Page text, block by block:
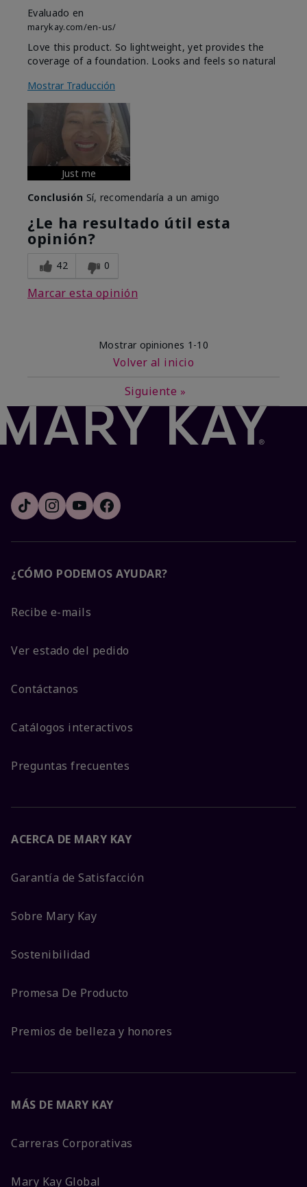
Evaluado en
marykay.com/en-us/
Love this product. So lightweight, yet provides the
coverage of a foundation. Looks and feels so natural
Mostrar Traducción
Just me
Conclusión Sí, recomendaría a un amigo
¿Le ha resultado útil esta
opinión?
42 0
Marcar esta opinión
Mostrar opiniones 1-10
Volver al inicio
Siguiente »
¿CÓMO PODEMOS AYUDAR?
Recibe e-mails
Ver estado del pedido
Contáctanos
Catálogos interactivos
Preguntas frecuentes
ACERCA DE MARY KAY
Garantía de Satisfacción
Sobre Mary Kay
Sostenibilidad
Promesa De Producto
Premios de belleza y honores
MÁS DE MARY KAY
Carreras Corporativas
Mary Kay Global